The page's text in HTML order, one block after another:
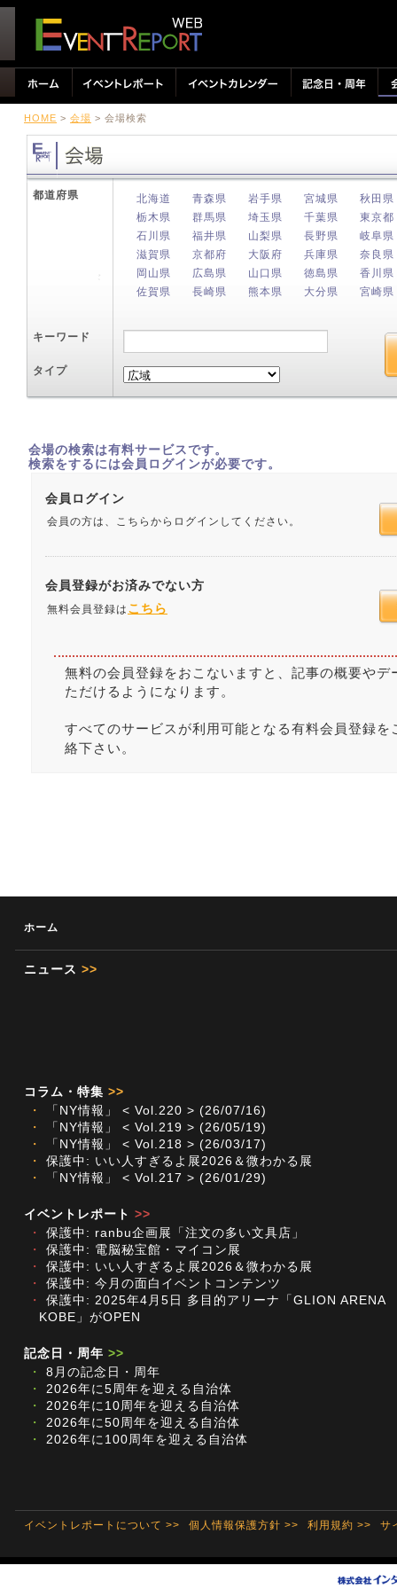
HOME > 会場 > 会場検索
都道府県 北海道 青森県 岩手県 宮城県
秋田県
栃木県
群馬県 埼玉県 千葉県
東京都
石川県
福井県 山梨県 長野県
岐阜県
滋賀県
京都府 大阪府 兵庫県
奈良県
岡山県
広島県 山口県 徳島県
香川県
佐賀県
長崎県 熊本県 大分県 宮崎県
キーワード
タイプ
会場の検索は有料サービスです。
検索をするには会員ログインが必要です。
会員ログイン
会員の方は、こちらからログインしてください。
会員登録がお済みでない方
無料会員登録は こちら
無料の会員登録をおこないますと、記事の概要や
ただけるようになります。
すべてのサービスが利用可能となる有料会員登録を
絡下さい。
ホーム
ニュース >>
コラム・特集 >>
・
「NY情報」 < Vol.220 > (26/07/16)
・
「NY情報」 < Vol.219 > (26/05/19)
・
「NY情報」 < Vol.218 > (26/03/17)
・
保護中: いい人すぎるよ展2026＆微わかる展
・
「NY情報」 < Vol.217 > (26/01/29)
イベントレポート >>
・
保護中: ranbu企画展「注文の多い文具店」
・
保護中: 電脳秘宝館・マイコン展
・
保護中: いい人すぎるよ展2026＆微わかる展
・
保護中: 今月の面白イベントコンテンツ
・
保護中: 2025年4月5日 多目的アリーナ「GLION ARENA
KOBE」がOPEN
記念日・周年 >>
・
8月の記念日・周年
・
2026年に5周年を迎える自治体
・
2026年に10周年を迎える自治体
・
2026年に50周年を迎える自治体
・
2026年に100周年を迎える自治体
イベントレポートについて >> 個人情報保護方針 >> 利用規約 >> サ